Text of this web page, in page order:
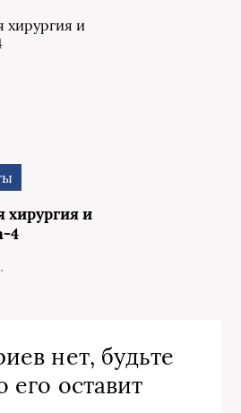
хирургия и
4
нет, будьте
его оставит